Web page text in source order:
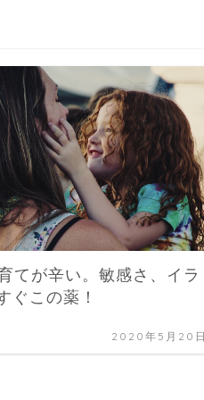
てが辛い。敏感さ、イラ
ぐこの薬！
2020年5月20